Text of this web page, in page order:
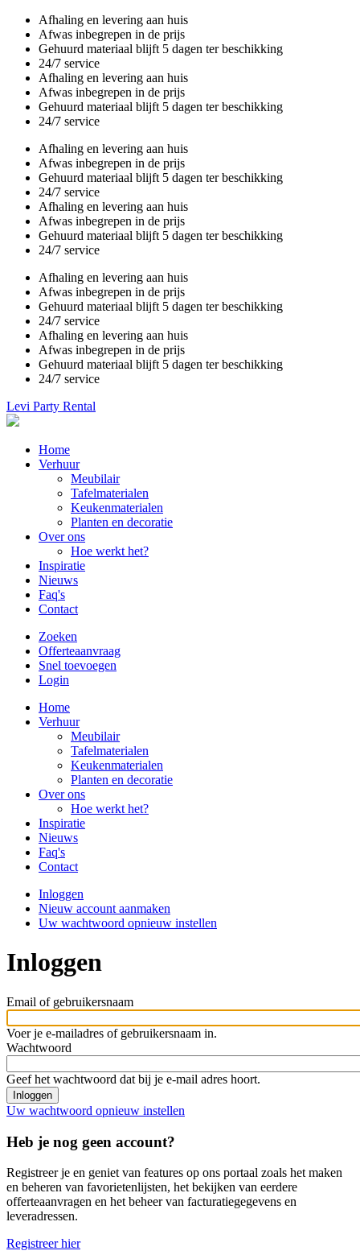
Overslaan
naar
inhoud
gaan
Afhaling en levering aan huis
Afwas inbegrepen in de prijs
Gehuurd materiaal blijft 5 dagen ter beschikking
24/7 service
Afhaling en levering aan huis
Afwas inbegrepen in de prijs
Gehuurd materiaal blijft 5 dagen ter beschikking
24/7 service
Afhaling en levering aan huis
Afwas inbegrepen in de prijs
Gehuurd materiaal blijft 5 dagen ter beschikking
24/7 service
Afhaling en levering aan huis
Afwas inbegrepen in de prijs
Gehuurd materiaal blijft 5 dagen ter beschikking
24/7 service
Afhaling en levering aan huis
Afwas inbegrepen in de prijs
Gehuurd materiaal blijft 5 dagen ter beschikking
24/7 service
Afhaling en levering aan huis
Afwas inbegrepen in de prijs
Gehuurd materiaal blijft 5 dagen ter beschikking
24/7 service
Levi Party Rental
Main
navigation
Home
Verhuur
Meubilair
Tafelmaterialen
Keukenmaterialen
Planten en decoratie
Over ons
Hoe werkt het?
Inspiratie
Nieuws
Faq's
Contact
Zoeken
Offerteaanvraag
Snel toevoegen
Login
Main
navigation
Home
Verhuur
Meubilair
Tafelmaterialen
Keukenmaterialen
Planten en decoratie
Over ons
Hoe werkt het?
Inspiratie
Nieuws
Faq's
Contact
Primaire
tabs
Inloggen
tabblad)
Nieuw account aanmaken
Uw wachtwoord opnieuw instellen
Inloggen
Email of gebruikersnaam
Voer je e-mailadres of gebruikersnaam in.
Wachtwoord
Geef het wachtwoord dat bij je e-mail adres hoort.
Uw wachtwoord opnieuw instellen
Heb je nog geen account?
Registreer je en geniet van features op ons portaal zoals het maken
en beheren van favorietenlijsten, het bekijken van eerdere
offerteaanvragen en het beheer van facturatiegegevens en
leveradressen.
Registreer hier